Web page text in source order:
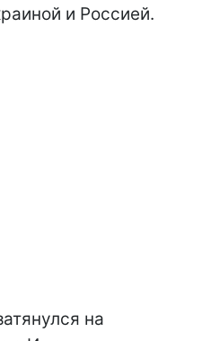
и Россией.
на